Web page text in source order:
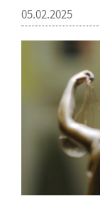
05.02.2025